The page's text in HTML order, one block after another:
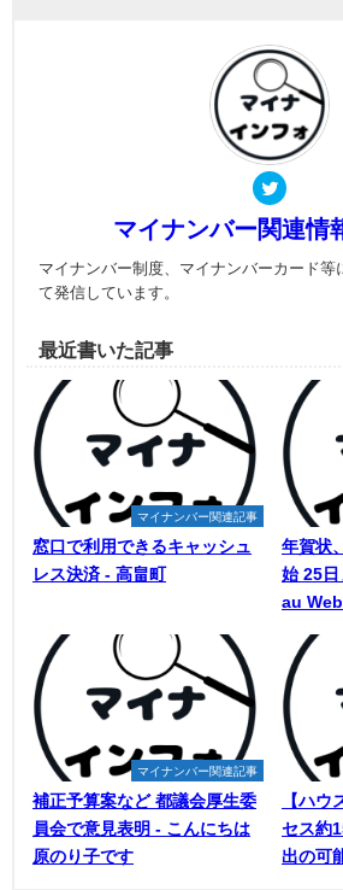
マイナンバー関連情
マイナンバー制度、マイナンバーカード等
て発信しています。
最近書いた記事
マイナンバー関連記事
窓口で利用できるキャッシュ
レス決済 - 高畠町
年賀状
始 25日
au
マイナンバー関連記事
補正予算案など 都議会厚生委
員会で意見表明 - こんにちは
原のり子です
【ハウ
セス約
出の可